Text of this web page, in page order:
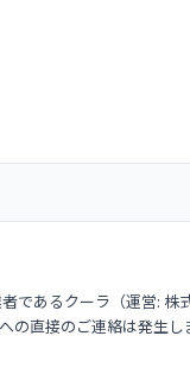
であるクーラ（運営:
の直接のご連絡は発生